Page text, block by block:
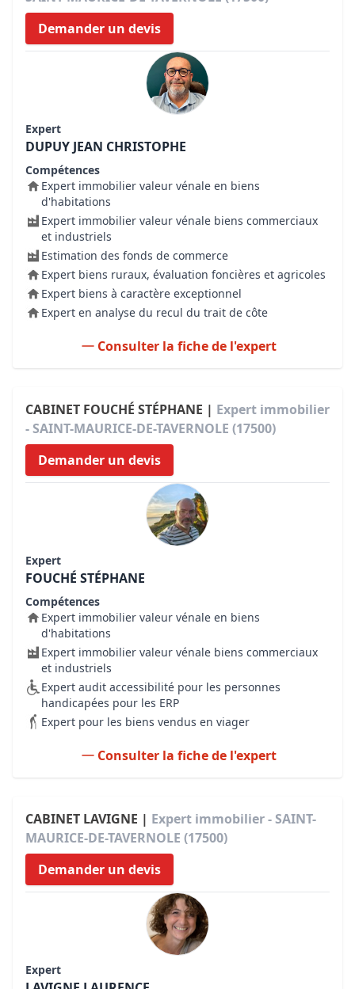
Demander un devis
Expert
DUPUY JEAN CHRISTOPHE
Compétences
Expert immobilier valeur vénale en biens
d'habitations
Expert immobilier valeur vénale biens commerciaux
et industriels
Estimation des fonds de commerce
Expert biens ruraux, évaluation foncières et agricoles
Expert biens à caractère exceptionnel
Expert en analyse du recul du trait de côte
Consulter la fiche de l'expert
CABINET FOUCHÉ STÉPHANE | Expert immobilier
- SAINT-MAURICE-DE-TAVERNOLE (17500)
Demander un devis
Expert
FOUCHÉ STÉPHANE
Compétences
Expert immobilier valeur vénale en biens
d'habitations
Expert immobilier valeur vénale biens commerciaux
et industriels
Expert audit accessibilité pour les personnes
handicapées pour les ERP
Expert pour les biens vendus en viager
Consulter la fiche de l'expert
CABINET LAVIGNE | Expert immobilier - SAINT-
MAURICE-DE-TAVERNOLE (17500)
Demander un devis
Expert